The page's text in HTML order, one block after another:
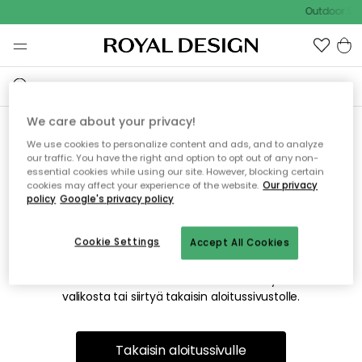
Outdoor
Emme valitettavasti löydä
etsimääsi sivua
Tämä voi johtua siitä, että sivua ei enää ole tai siitä, että se
on siirretty muualle. Pahoittelemme tästä mahdollisesti
valikosta tai siirtyä takaisin aloitussivustolle.
Takaisin aloitussivulle
We care about your privacy!
We use cookies to personalize content and ads, and to analyze
our traffic. You have the right and option to opt out of any non-
essential cookies while using our site. However, blocking certain
cookies may affect your experience of the website. Our privacy
policy Google's privacy policy
Accept All Cookies
Cookie Settings